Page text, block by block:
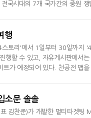
국시대의 7개 국가간의 중원
행
토리'에서 1일부터 30일까지
행할 수 있고, 자유게시판에서
가 예정되어 있다. 천공전 맵
소문 솔솔
김찬준)가 개발한 멀티타겟